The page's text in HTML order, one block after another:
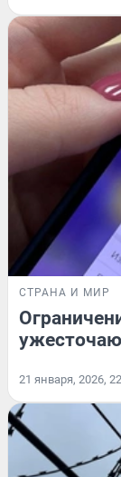
СТРАНА И МИР
21 января, 2026,